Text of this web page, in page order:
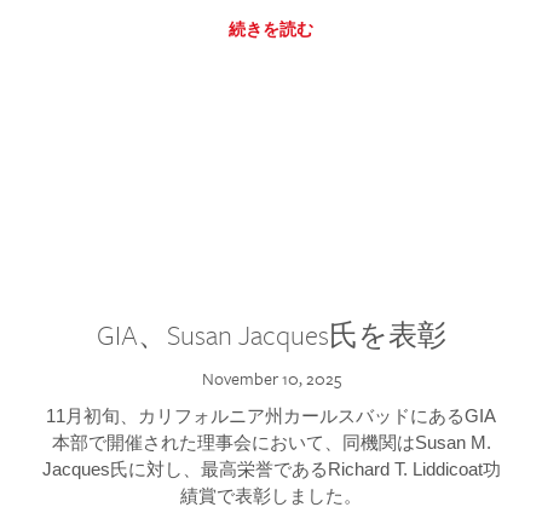
続きを読む
GIA、Susan Jacques氏を表彰
November 10, 2025
11月初旬、カリフォルニア州カールスバッドにあるGIA
本部で開催された理事会において、同機関はSusan M.
Jacques氏に対し、最高栄誉であるRichard T. Liddicoat功
績賞で表彰しました。